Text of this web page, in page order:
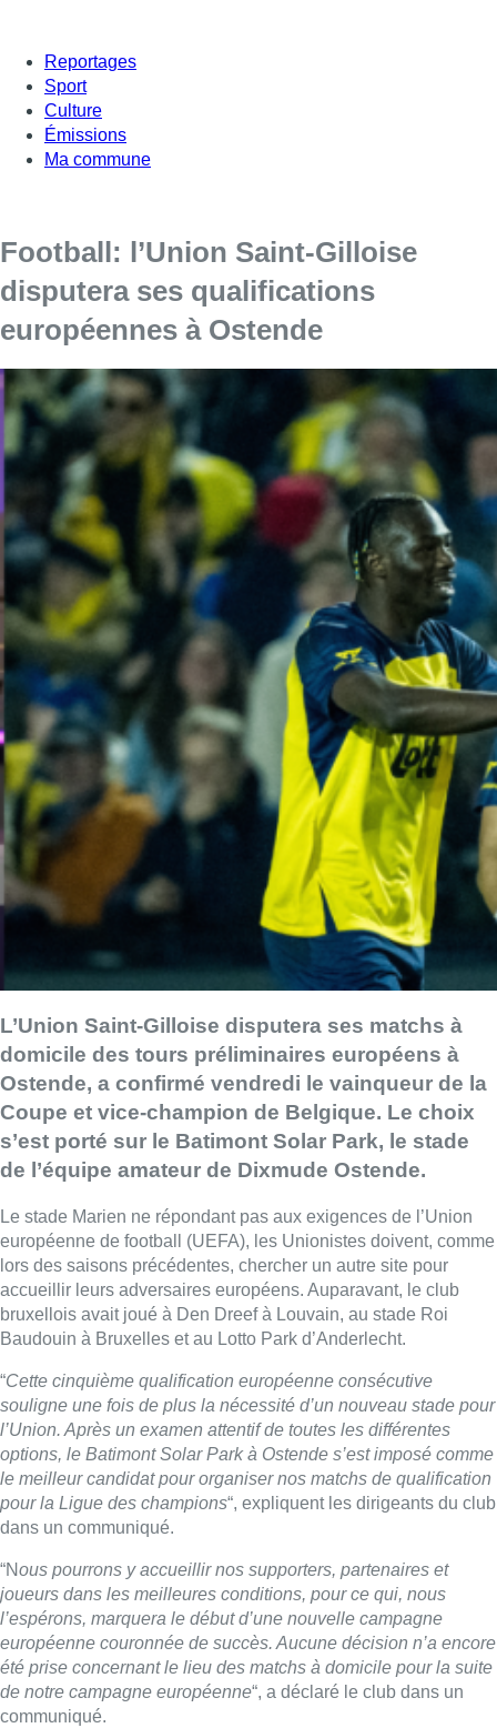
Reportages
Sport
Culture
Émissions
Ma commune
Football: l’Union Saint-Gilloise
disputera ses qualifications
européennes à Ostende
L’Union Saint-Gilloise disputera ses matchs à
domicile des tours préliminaires européens à
Ostende, a confirmé vendredi le vainqueur de la
Coupe et vice-champion de Belgique. Le choix
s’est porté sur le Batimont Solar Park, le stade
de l’équipe amateur de Dixmude Ostende.
Le stade Marien ne répondant pas aux exigences de l’Union
européenne de football (UEFA), les Unionistes doivent, comme
lors des saisons précédentes, chercher un autre site pour
accueillir leurs adversaires européens. Auparavant, le club
bruxellois avait joué à Den Dreef à Louvain, au stade Roi
Baudouin à Bruxelles et au Lotto Park d’Anderlecht.
“Cette cinquième qualification européenne consécutive
souligne une fois de plus la nécessité d’un nouveau stade pour
l’Union. Après un examen attentif de toutes les différentes
options, le Batimont Solar Park à Ostende s’est imposé comme
le meilleur candidat pour organiser nos matchs de qualification
pour la Ligue des champions“, expliquent les dirigeants du club
dans un communiqué.
“Nous pourrons y accueillir nos supporters, partenaires et
joueurs dans les meilleures conditions, pour ce qui, nous
l’espérons, marquera le début d’une nouvelle campagne
européenne couronnée de succès. Aucune décision n’a encore
été prise concernant le lieu des matchs à domicile pour la suite
de notre campagne européenne“, a déclaré le club dans un
communiqué.